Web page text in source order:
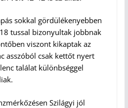
sokkal gördülékenyebben
tussal bizonyultak jobbnak
viszont kikaptak az
asszóból csak kettőt nyert
találat különbséggel
Szilágyi jól